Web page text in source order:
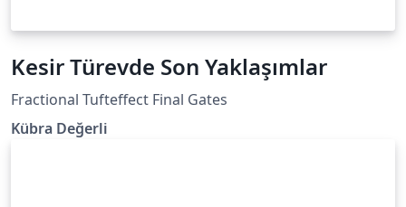
Kesir Türevde Son Yaklaşımlar
Fractional Tufteffect Final Gates
Kübra Değerli